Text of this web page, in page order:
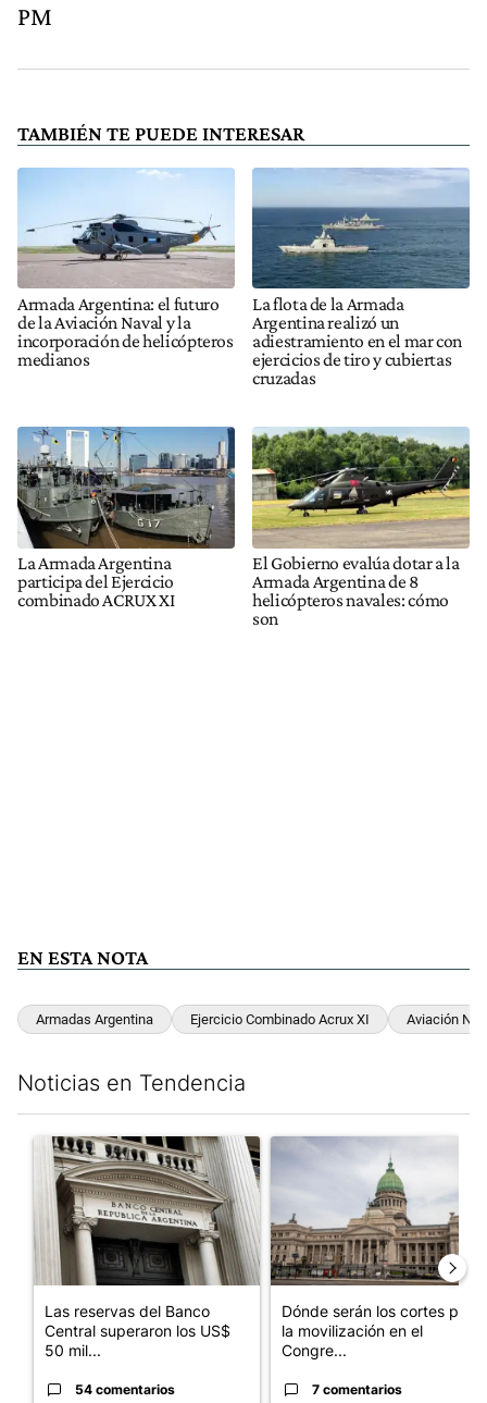
PM
TAMBIÉN TE PUEDE INTERESAR
Armada Argentina: el futuro
de la Aviación Naval y la
incorporación de helicópteros
medianos
La flota de la Armada
Argentina realizó un
adiestramiento en el mar con
ejercicios de tiro y cubiertas
cruzadas
La Armada Argentina
participa del Ejercicio
combinado ACRUX XI
El Gobierno evalúa dotar a la
Armada Argentina de 8
helicópteros navales: cómo
son
EN ESTA NOTA
Armadas Argentina Ejercicio Combinado Acrux XI Aviación
Noticias en Tendencia
Un artículo de tendencia con el título "Las reservas del Banco
Las reservas del Banco
Central superaron los US$
50 mil...
54 comentarios
Un artículo de tendencia
Dónde serán los cortes por
la movilización en el
Congre...
7 comentarios